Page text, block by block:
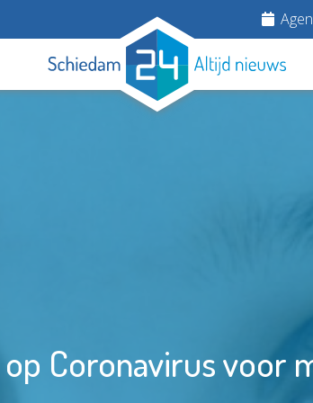
Coronavirus voor